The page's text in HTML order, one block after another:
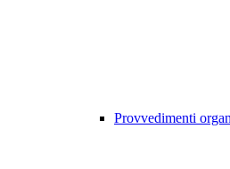
Provvedimenti